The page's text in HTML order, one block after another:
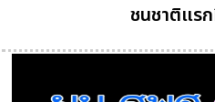
ชนชาติแร